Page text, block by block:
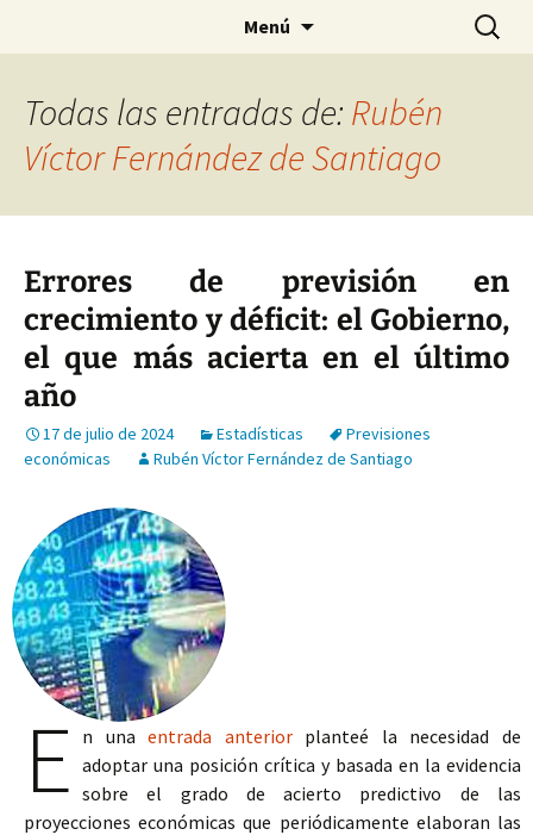
Menú Buscar:
Todas las entradas de: Rubén
Víctor Fernández de Santiago
Errores de previsión en
crecimiento y déficit: el Gobierno,
el que más acierta en el último
año
17 de julio de 2024 Estadísticas
Previsiones
económicas
Rubén Víctor Fernández de Santiago
E n unaentrada anterior planteé la necesidad de
adoptar una posición crítica y basada en la evidencia
sobre el grado de acierto predictivo de las
proyecciones económicas que periódicamente elaboran las